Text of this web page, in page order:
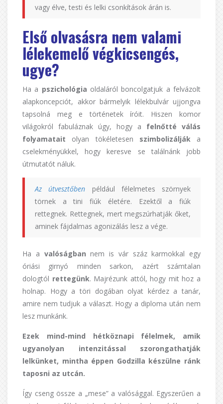
vagy élve, testi és lelki csonkítások árán is.
Első olvasásra nem valami
lélekemelő végkicsengés,
ugye?
Ha a pszichológia oldaláról boncolgatjuk a felvázolt
alapkoncepciót, akkor bármelyik lélekbulvár ujjongva
tapsolná meg e történetek íróit. Hiszen komor
világokról fabuláznak úgy, hogy a felnőtté válás
folyamatait olyan tökéletesen szimbolizáljáka
cselekményükkel, hogy keresve se találnánk jobb
útmutatót náluk.
Az útvesztőben például félelmetes szörnyek
törnek a tini fiúk életére. Ezektől a fiúk
rettegnek. Rettegnek, mert megszúrhatják őket,
aminek fájdalmas agonizálás lesz a vége.
Ha a valóságban nem is vár száz karmokkal egy
óriási girnyó minden sarkon, azért számtalan
dologtól rettegünk. Majrézunk attól, hogy mit hoz a
holnap. Hogy a töri dogában olyat kérdez a tanár,
amire nem tudjuk a választ. Hogy a diploma után nem
lesz munkánk.
Ezek mind-mind hétköznapi félelmek, amik
ugyanolyan intenzitással szorongathatják
lelkünket, mintha éppen Godzilla készülne ránk
taposni az utcán.
Így cseng össze a „mese” a valósággal. Egyszerűen a